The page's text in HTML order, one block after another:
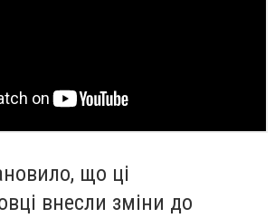
що ці
внесли зміни до